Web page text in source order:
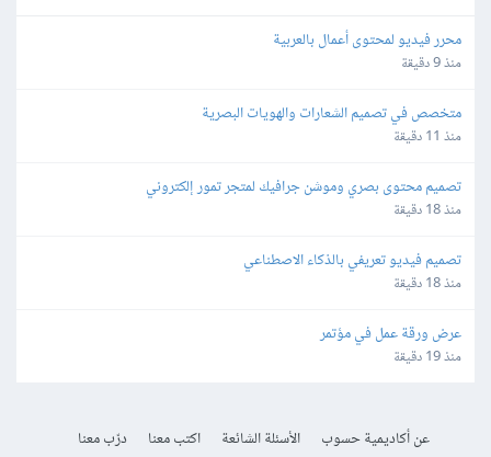
محرر فيديو لمحتوى أعمال بالعربية
منذ 9 دقيقة
متخصص في تصميم الشعارات والهويات البصرية
منذ 11 دقيقة
تصميم محتوى بصري وموشن جرافيك لمتجر تمور إلكتروني
منذ 18 دقيقة
تصميم فيديو تعريفي بالذكاء الاصطناعي
منذ 18 دقيقة
عرض ورقة عمل في مؤتمر
منذ 19 دقيقة
عن أكاديمية حسوب الأسئلة الشائعة اكتب معنا
درّب معنا